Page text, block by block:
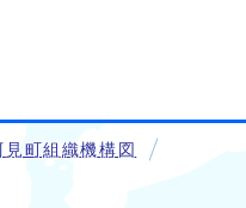
町組織機構図